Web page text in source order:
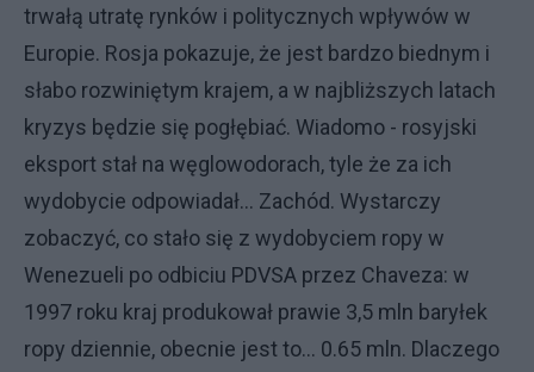
trwałą utratę rynków i politycznych wpływów w
Europie. Rosja pokazuje, że jest bardzo biednym i
słabo rozwiniętym krajem, a w najbliższych latach
kryzys będzie się pogłębiać. Wiadomo - rosyjski
eksport stał na węglowodorach, tyle że za ich
wydobycie odpowiadał... Zachód. Wystarczy
zobaczyć, co stało się z wydobyciem ropy w
Wenezueli po odbiciu PDVSA przez Chaveza: w
1997 roku kraj produkował prawie 3,5 mln baryłek
ropy dziennie, obecnie jest to... 0.65 mln. Dlaczego